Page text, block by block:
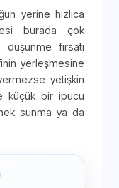
yerine hızlıca
burada çok
fırsatı
yerleşmesine
yetişkin
küçük bir ipucu
sunma ya da